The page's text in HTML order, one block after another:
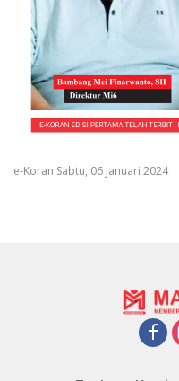
e-Koran Sabtu, 06 Januari 2024